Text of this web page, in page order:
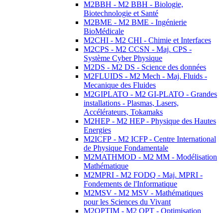
M2BBH - M2 BBH - Biologie,
Biotechnologie et Santé
M2BME - M2 BME - Ingénierie
BioMédicale
M2CHI - M2 CHI - Chimie et Interfaces
M2CPS - M2 CCSN - Maj. CPS -
Système Cyber Physique
M2DS - M2 DS - Science des données
M2FLUIDS - M2 Mech - Maj. Fluids -
Mecanique des Fluides
M2GIPLATO - M2 GI-PLATO - Grandes
installations - Plasmas, Lasers,
Accélérateurs, Tokamaks
M2HEP - M2 HEP - Physique des Hautes
Energies
M2ICFP - M2 ICFP - Centre International
de Physique Fondamentale
M2MATHMOD - M2 MM - Modélisation
Mathématique
M2MPRI - M2 FODQ - Maj. MPRI -
Fondements de l'Informatique
M2MSV - M2 MSV - Mathématiques
pour les Sciences du Vivant
M2OPTIM - M2 OPT - Optimisation